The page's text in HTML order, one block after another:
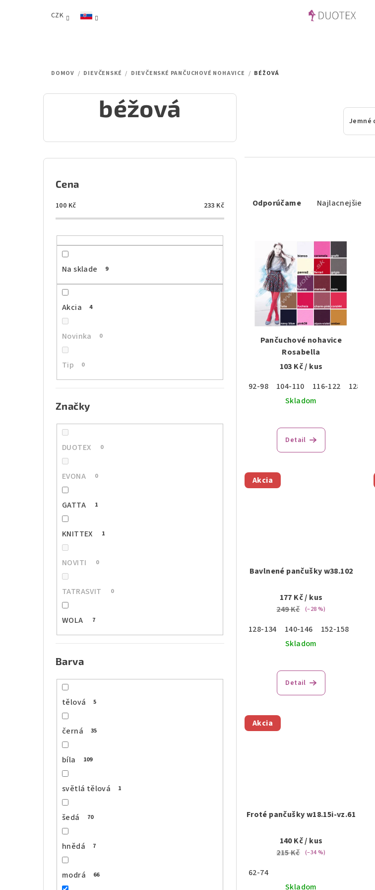
CZK
DOMOV / DIEVČENSKÉ / DIEVČENSKÉ PANČUCHOVÉ NOHAVICE / BÉŽOVÁ
béžová
Cena
100 Kč 233 Kč
Na sklade 9
Akcia 4
Novinka 0
Tip 0
Značky
DUOTEX 0
EVONA 0
GATTA 1
KNITTEX 1
NOVITI 0
TATRASVIT 0
WOLA 7
Barva
tělová 5
černá 35
bíla 109
světlá tělová 1
šedá 70
hnědá 7
modrá 66
a
d
v
Odporúčame Najlacnejšie
d
o
v
Pančuchové nohavice
Rosabella
103 Kč/ kus
92-98
104-110 116-122 128-134
Skladom
hodnotenie
produktu
je
Detail
Akcia
Bavlnené pančušky w38.102
177 Kč/ kus
249 Kč
(–28 %)
128-134 140-146
152-158
Skladom
Detail
Akcia
Froté pančušky w18.15i-vz.61
140 Kč/ kus
215 Kč
(–34 %)
62-74
Skladom